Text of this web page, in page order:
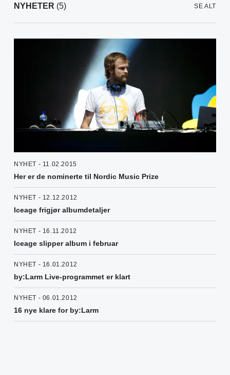
NYHETER (5) SE ALT
NYHET - 11.02.2015
Her er de nominerte til Nordic Music Prize
NYHET - 12.12.2012
Iceage frigjør albumdetaljer
NYHET - 16.11.2012
Iceage slipper album i februar
NYHET - 16.01.2012
by:Larm Live-programmet er klart
NYHET - 06.01.2012
16 nye klare for by:Larm